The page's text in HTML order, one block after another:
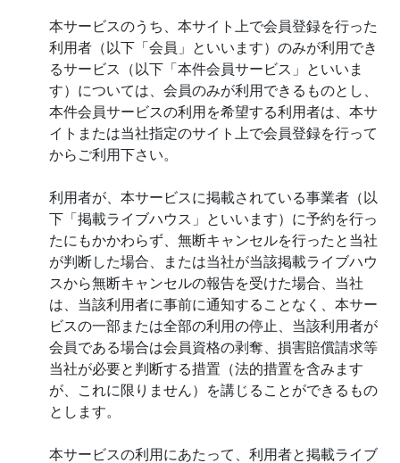
本サービスのうち、本サイト上で会員登録を行った
利用者（以下「会員」といいます）のみが利用でき
るサービス（以下「本件会員サービス」といいま
す）については、会員のみが利用できるものとし、
本件会員サービスの利用を希望する利用者は、本サ
イトまたは当社指定のサイト上で会員登録を行って
からご利用下さい。
利用者が、本サービスに掲載されている事業者（以
下「掲載ライブハウス」といいます）に予約を行っ
たにもかかわらず、無断キャンセルを行ったと当社
が判断した場合、または当社が当該掲載ライブハウ
スから無断キャンセルの報告を受けた場合、当社
は、当該利用者に事前に通知することなく、本サー
ビスの一部または全部の利用の停止、当該利用者が
会員である場合は会員資格の剥奪、損害賠償請求等
当社が必要と判断する措置（法的措置を含みます
が、これに限りません）を講じることができるもの
とします。
本サービスの利用にあたって、利用者と掲載ライブ